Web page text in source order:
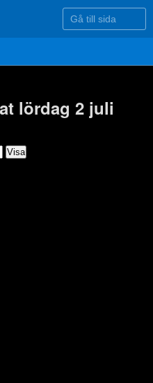
lördag 2 juli
Gå till sida